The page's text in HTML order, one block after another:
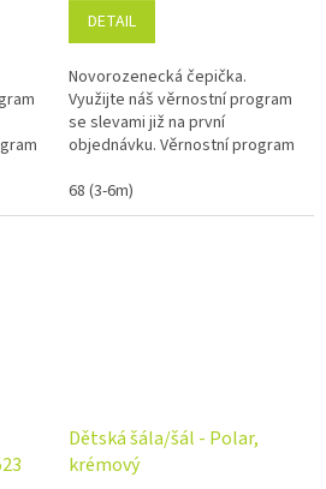
DETAIL
Novorozenecká čepička.
Využijte náš věrnostní program
se slevami již na první
objednávku. Věrnostní program
68 (3-6m)
Dětská šála/šál - Polar,
krémový